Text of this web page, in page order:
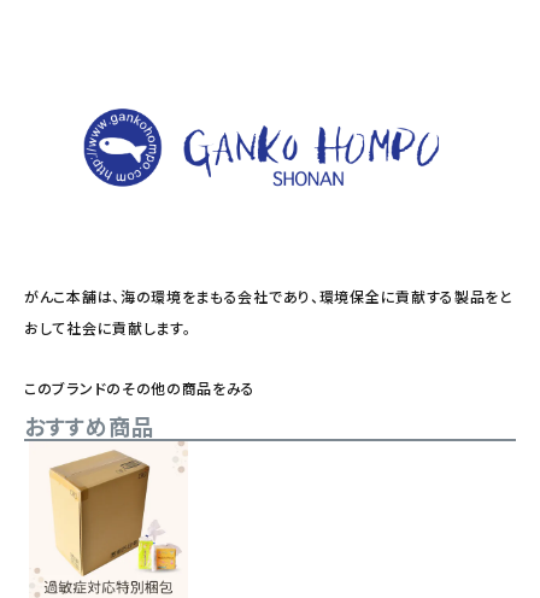
がんこ本舗は、海の環境をまもる会社であり、環境保全に貢献する製品をと
おして社会に貢献します。
このブランドのその他の商品をみる
おすすめ商品